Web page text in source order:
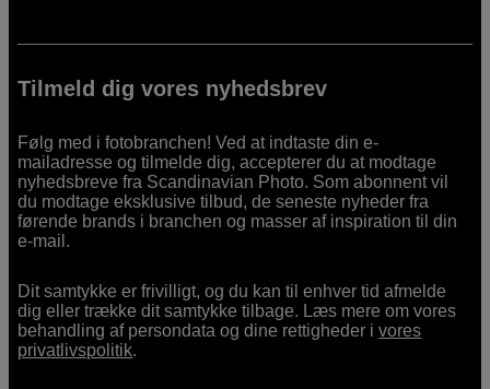
Tilmeld dig vores nyhedsbrev
Følg med i fotobranchen! Ved at indtaste din e-
mailadresse og tilmelde dig, accepterer du at modtage
nyhedsbreve fra Scandinavian Photo. Som abonnent vil
du modtage eksklusive tilbud, de seneste nyheder fra
førende brands i branchen og masser af inspiration til din
e-mail.
Dit samtykke er frivilligt, og du kan til enhver tid afmelde
dig eller trække dit samtykke tilbage. Læs mere om vores
behandling af persondata og dine rettigheder ivores
privatlivspolitik.